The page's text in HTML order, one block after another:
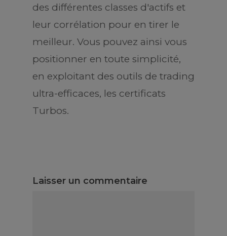
des différentes classes d'actifs et
leur corrélation pour en tirer le
meilleur. Vous pouvez ainsi vous
positionner en toute simplicité,
en exploitant des outils de trading
ultra-efficaces, les certificats
Turbos.
Laisser un commentaire